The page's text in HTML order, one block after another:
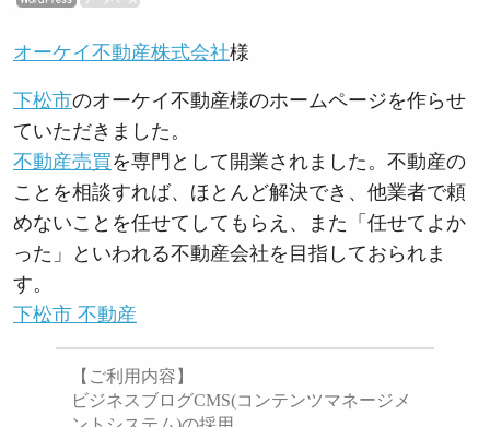
オーケイ不動産株式会社様
下松市のオーケイ不動産様のホームページを作らせ
ていただきました。
不動産売買を専門として開業されました。不動産の
ことを相談すれば、ほとんど解決でき、他業者で頼
めないことを任せてしてもらえ、また「任せてよか
った」といわれる不動産会社を目指しておられま
す。
下松市 不動産
【ご利用内容】
ビジネスブログCMS(コンテンツマネージメ